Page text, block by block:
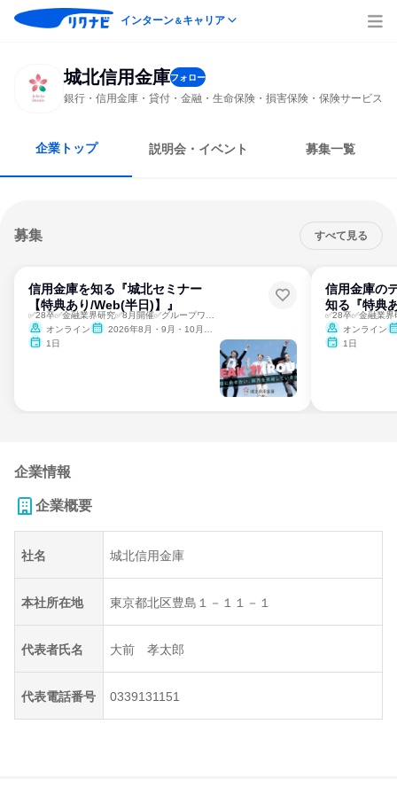
インターン＆キャリア
城北信用金庫フォロー
銀行・信用金庫・貸付・金融・生命保険・損害保険・保険サービス
企業トップ 説明会・イベント 募集一覧
募集 すべて見る
信用金庫を知る『城北セミナー
【特典あり/Web(半日)】』
オンライン
2026年8月・9月・10月・11月・12月、2027年1月・2月
1日
信用金庫の
知る『特典
オンライン
1日
企業情報
企業概要
社名 城北信用金庫
本社所在地 東京都北区豊島１－１１－１
代表者氏名 大前 孝太郎
代表電話番号 0339131151